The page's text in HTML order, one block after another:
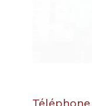
Téléphone